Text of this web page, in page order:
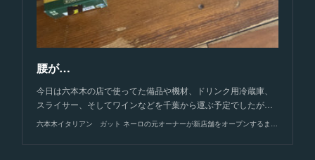
腰が…
今日は六本木の店で使ってた備品や機材、ドリンク用冷蔵庫、
スライサー、そしてワインなどを千葉から運ぶ予定でしたが…
六本木イタリアン ガット ネーロの元オーナーが新店舗をオープンするまでのブログ！！